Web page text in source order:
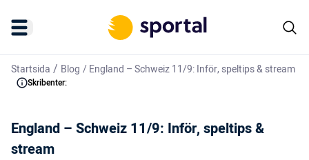
Startsida / Blog /England – Schweiz 11/9: Inför, speltips & stream
Skribenter:
England – Schweiz 11/9: Inför, speltips &
stream